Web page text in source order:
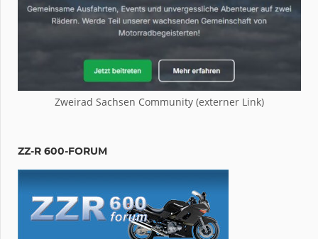
Zweirad Sachsen Community (externer Link)
ZZ-R 600-FORUM